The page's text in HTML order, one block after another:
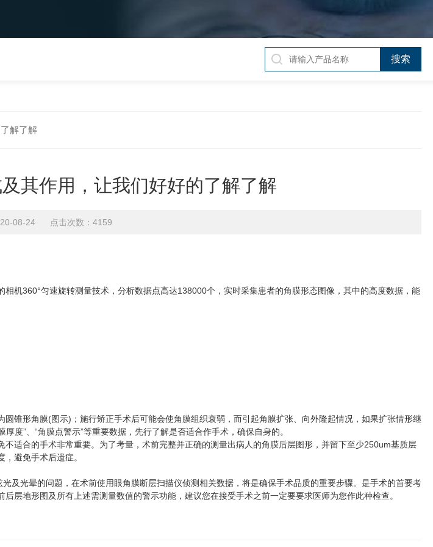
解了解
其作用，让我们好好的了解了解
08-24 点击次数：4159
360°匀速旋转测量技术，分析数据点高达138000个，实时采集患者的角膜形态图像，其中的高度数据，能
形角膜(图示)；施行矫正手术后可能会使角膜组织衰弱，而引起角膜扩张、向外隆起情况，如果扩张情形继
度”、“角膜点警示”等重要数据，先行了解是否适合作手术，确保自身的。
合的手术非常重要。为了考量，术前完整并正确的测量出病人的角膜后层图形，并留下至少250um基质层
避免手术后遗症。
光晕的问题，在术前使用眼角膜断层扫描仪侦测相关数据，将是确保手术品质的重要步骤。是手术的首要考
层地形图及所有上述需测量数值的警示功能，建议您在接受手术之前一定要要求医师为您作此种检查。